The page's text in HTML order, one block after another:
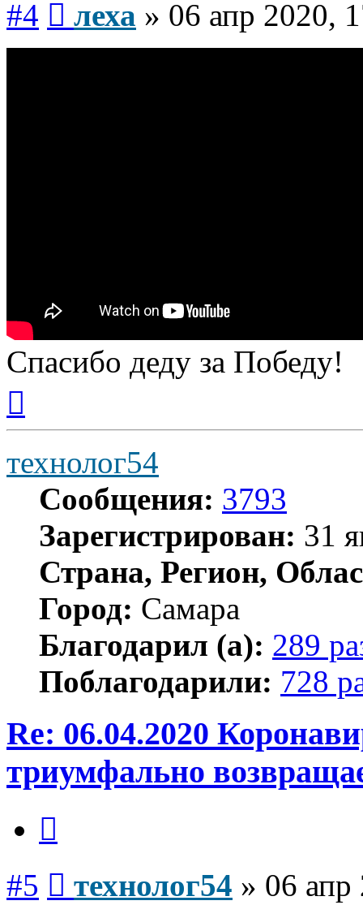
#4 леха » 06 апр 2020,
Спасибо деду за Победу!
началу
технолог54
Сообщения: 3793
Зарегистрирован: 31
Страна, Регион,
Город: Самара
Благодарил (а): 289
Поблагодарили: 728
Re: 06.04.2020
триумфально
#5 технолог54 » 06 апр